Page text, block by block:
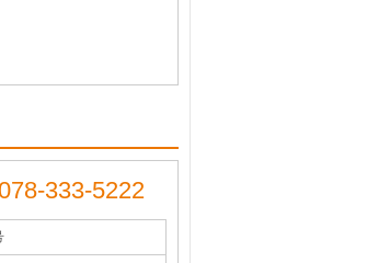
333-5222